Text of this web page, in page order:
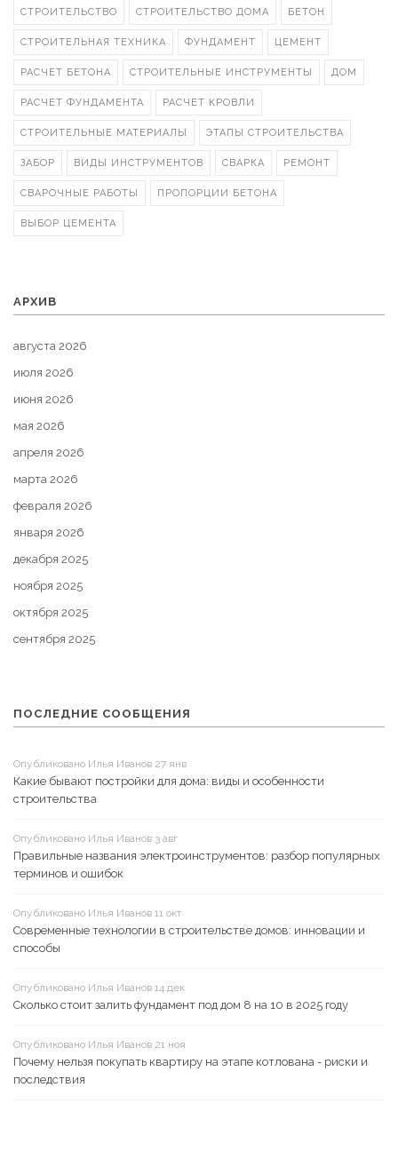
СТРОИТЕЛЬСТВО СТРОИТЕЛЬСТВО ДОМА БЕТОН
СТРОИТЕЛЬНАЯ ТЕХНИКА ФУНДАМЕНТ ЦЕМЕНТ
РАСЧЕТ БЕТОНА СТРОИТЕЛЬНЫЕ ИНСТРУМЕНТЫ ДОМ
РАСЧЕТ ФУНДАМЕНТА РАСЧЕТ КРОВЛИ
СТРОИТЕЛЬНЫЕ МАТЕРИАЛЫ ЭТАПЫ СТРОИТЕЛЬСТВА
ЗАБОР ВИДЫ ИНСТРУМЕНТОВ СВАРКА РЕМОНТ
СВАРОЧНЫЕ РАБОТЫ ПРОПОРЦИИ БЕТОНА
ВЫБОР ЦЕМЕНТА
АРХИВ
августа 2026
июля 2026
июня 2026
мая 2026
апреля 2026
марта 2026
февраля 2026
января 2026
декабря 2025
ноября 2025
октября 2025
сентября 2025
ПОСЛЕДНИЕ СООБЩЕНИЯ
Опубликовано Илья Иванов 27 янв
Какие бывают постройки для дома: виды и особенности
строительства
Опубликовано Илья Иванов 3 авг
Правильные названия электроинструментов: разбор популярных
терминов и ошибок
Опубликовано Илья Иванов 11 окт
Современные технологии в строительстве домов: инновации и
способы
Опубликовано Илья Иванов 14 дек
Сколько стоит залить фундамент под дом 8 на 10 в 2025 году
Опубликовано Илья Иванов 21 ноя
Почему нельзя покупать квартиру на этапе котлована - риски и
последствия